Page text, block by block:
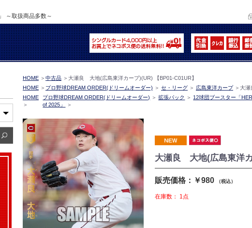
～取扱商品多数～
HOME ＞ 中古品 ＞ 大瀬良 大地(広島東洋カープ)(UR) 【BP01-C01UR】
HOME ＞ プロ野球DREAM ORDER(ドリームオーダー) ＞ セ・リーグ ＞ 広島東洋カープ ＞ 大瀬
HOME
＞
プロ野球DREAM ORDER(ドリームオーダー) ＞ 拡張パック ＞ 12球団ブースター「
of 2025」
＞
大瀬良 大地(広島東洋
販売価格：￥980 （税込）
在庫数： 1点